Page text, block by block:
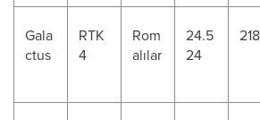
Gala
ctus
RTK
4
Rom
alılar
24.5
24
218